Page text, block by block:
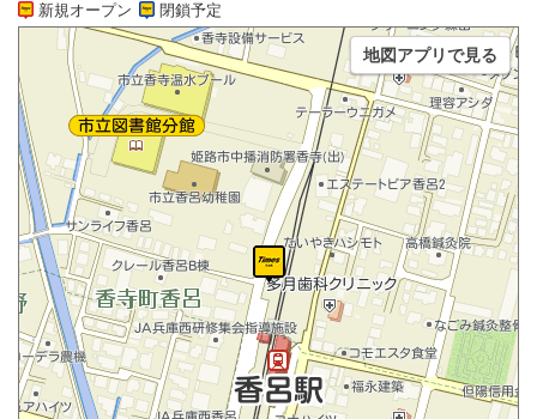
新規オープン 閉鎖予定
地図アプリで見る